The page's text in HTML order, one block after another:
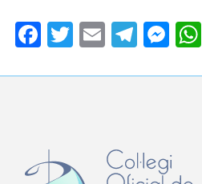
Facebook
Twitter
Email